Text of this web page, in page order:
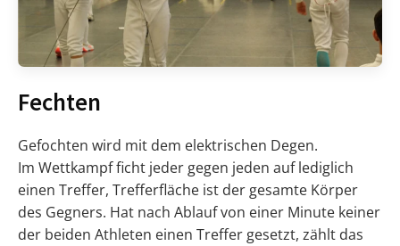
Fechten
Gefochten wird mit dem elektrischen Degen.
Im Wettkampf ficht jeder gegen jeden auf lediglich
einen Treffer, Trefferfläche ist der gesamte Körper
des Gegners. Hat nach Ablauf von einer Minute keiner
der beiden Athleten einen Treffer gesetzt, zählt das